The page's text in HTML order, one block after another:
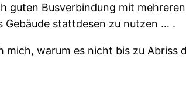
Busverbindung mit
Gebäude stattdesen zu nutzen … .
warum es nicht bis zu